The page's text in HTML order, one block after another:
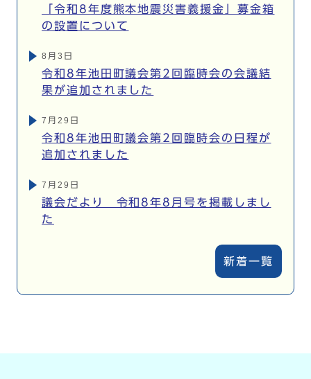
「令和8年度熊本地震災害義援金」募金箱
の設置について
8月3日
令和8年池田町議会第2回臨時会の会議結
果が追加されました
7月29日
令和8年池田町議会第2回臨時会の日程が
追加されました
7月29日
議会だより 令和8年8月号を掲載しまし
た
新着一覧